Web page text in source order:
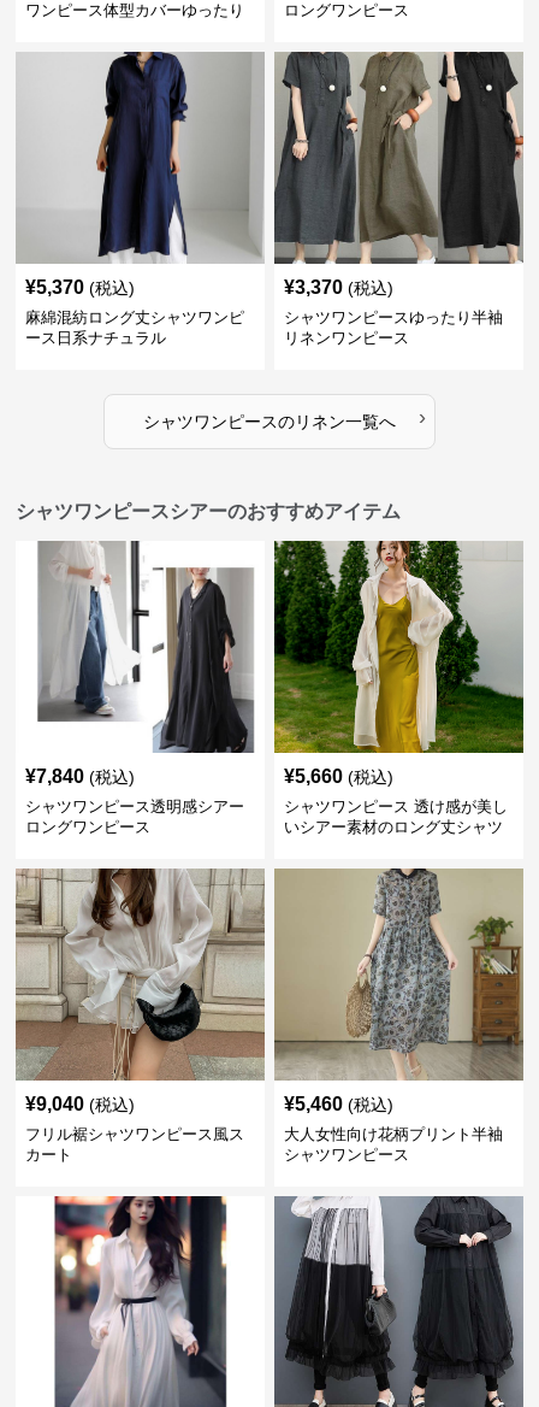
ワンピース体型カバーゆったり
ロングワンピース
¥5,370 (税込)
麻綿混紡ロング丈シャツワンピ
ース日系ナチュラル
¥3,370 (税込)
シャツワンピースゆったり半袖
リネンワンピース
シャツワンピースのリネン一覧へ ›
シャツワンピースシアーのおすすめアイテム
¥7,840 (税込)
シャツワンピース透明感シアー
ロングワンピース
¥5,660 (税込)
シャツワンピース 透け感が美し
いシアー素材のロング丈シャツ
¥9,040 (税込)
フリル裾シャツワンピース風ス
カート
¥5,460 (税込)
大人女性向け花柄プリント半袖
シャツワンピース